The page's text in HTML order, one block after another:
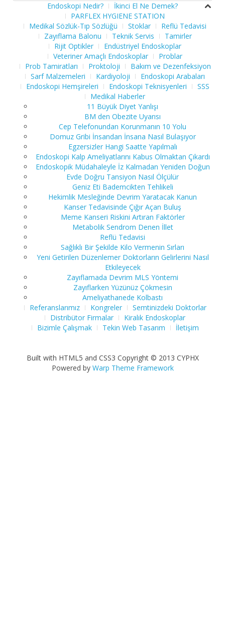
Endoskopi Nedir?
İkinci El Ne Demek?
PARFLEX HYGIENE STATION
Medikal Sözlük-Tıp Sözlüğü
Stoklar
Reflü Tedavisi
Zayıflama Balonu
Teknik Servis
Tamirler
Rijit Optikler
Endüstriyel Endoskoplar
Veteriner Amaçlı Endoskoplar
Problar
Prob Tamiratları
Proktoloji
Bakım ve Dezenfeksiyon
Sarf Malzemeleri
Kardiyoloji
Endoskopi Arabaları
Endoskopi Hemşireleri
Endoskopi Teknisyenleri
SSS
Medikal Haberler
11 Büyük Diyet Yanlışı
BM den Obezite Uyarısı
Cep Telefonundan Korunmanın 10 Yolu
Domuz Gribi İnsandan İnsana Nasıl Bulaşıyor
Egzersizler Hangi Saatte Yapılmalı
Endoskopi Kalp Ameliyatlarını Kabus Olmaktan Çıkardı
Endoskopik Müdahaleyle İz Kalmadan Yeniden Doğun
Evde Doğru Tansiyon Nasıl Ölçülür
Geniz Eti Bademcikten Tehlikeli
Hekimlik Mesleğinde Devrim Yaratacak Kanun
Kanser Tedavisinde Çığır Açan Buluş
Meme Kanseri Riskini Artıran Faktörler
Metabolik Sendrom Denen İllet
Reflü Tedavisi
Sağlıklı Bir Şekilde Kilo Vermenin Sırları
Yeni Getirilen Düzenlemer Doktorların Gelirlerini Nasıl
Etkileyecek
Zayıflamada Devrim MLS Yöntemi
Zayıflarken Yüzünüz Çökmesin
Ameliyathanede Kolbastı
Referanslarımız
Kongreler
Semtinizdeki Doktorlar
Distribütor Firmalar
Kiralık Endoskoplar
Bizimle Çalışmak
Tekin Web Tasarım İletişim
Built with HTML5 and CSS3 Copyright © 2013 CYPHX
Powered by Warp Theme Framework